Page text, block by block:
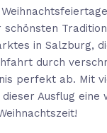
in Salzburg,
durch
perfekt ab. Mit
Ausflug eine